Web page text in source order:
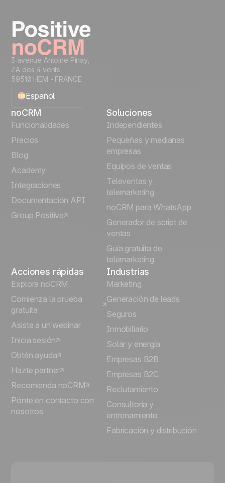
3 avenue Antoine Pinay,
ZA des 4 vents
59510 HEM - FRANCE
Español
English
Português
Italiano
Deutsch
noCRM
Funcionalidades
Precios
Blog
Academy
Integraciones
Documentación API
Group Positive
Soluciones
Independientes
Pequeñas y medianas
empresas
Equipos de ventas
Televentas y
telemarketing
noCRM para WhatsApp
Generador de script de
ventas
Guía gratuita de
telemarketing
Acciones rápidas
Explora noCRM
Comienza la prueba
gratuita
Asiste a un webinar
Inicia sesión
Obtén ayuda
Hazte partner
Recomienda noCRM
Pónte en contacto con
nosotros
Industrias
Marketing
Generación de leads
Seguros
Inmobiliario
Solar y energía
Empresas B2B
Empresas B2C
Reclutamiento
Consultoría y
entrenamiento
Fabricación y distribución